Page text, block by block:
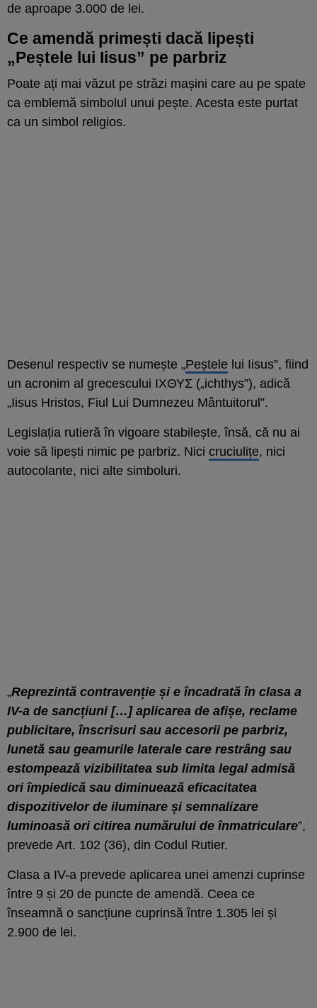
de aproape 3.000 de lei.
Ce amendă primești dacă lipești
„Peștele lui Iisus” pe parbriz
Poate ați mai văzut pe străzi mașini care au pe spate
ca emblemă simbolul unui pește. Acesta este purtat
ca un simbol religios.
Desenul respectiv se numește „Peștele lui Iisus”, fiind
un acronim al grecescului ΙΧΘΥΣ („ichthys”), adică
„Iisus Hristos, Fiul Lui Dumnezeu Mântuitorul”.
Legislația rutieră în vigoare stabilește, însă, că nu ai
voie să lipești nimic pe parbriz. Nici cruciulițe, nici
autocolante, nici alte simboluri.
„Reprezintă contravenție și e încadrată în clasa a
IV-a de sancțiuni […] aplicarea de afișe, reclame
publicitare, înscrisuri sau accesorii pe parbriz,
lunetă sau geamurile laterale care restrâng sau
estompează vizibilitatea sub limita legal admisă
ori împiedică sau diminuează eficacitatea
dispozitivelor de iluminare și semnalizare
luminoasă ori citirea numărului de înmatriculare”,
prevede Art. 102 (36), din Codul Rutier.
Clasa a IV-a prevede aplicarea unei amenzi cuprinse
între 9 și 20 de puncte de amendă. Ceea ce
înseamnă o sancțiune cuprinsă între 1.305 lei și
2.900 de lei.